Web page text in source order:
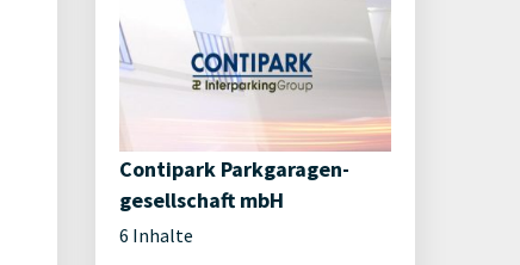
Contipark Park­garagen­
gesell­schaft mbH
6 Inhalte